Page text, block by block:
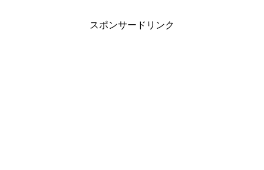
スポンサードリンク